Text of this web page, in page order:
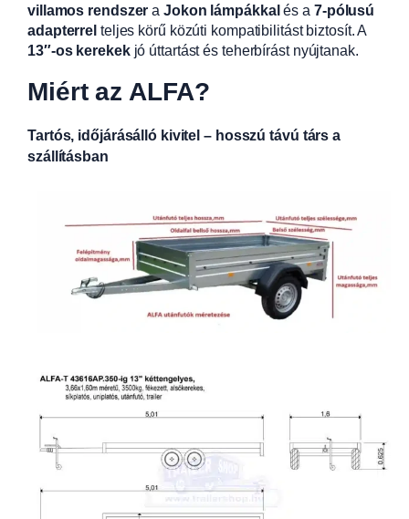
villamos rendszer aJokon lámpákkalés a 7-pólusú
adapterrel teljes körű közúti kompatibilitást biztosít. A
13″-os kerekekjó úttartást és teherbírást nyújtanak.
Miért az ALFA?
Tartós, időjárásálló kivitel – hosszú távú társ a
szállításban